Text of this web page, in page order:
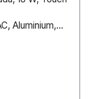
Aluminium,